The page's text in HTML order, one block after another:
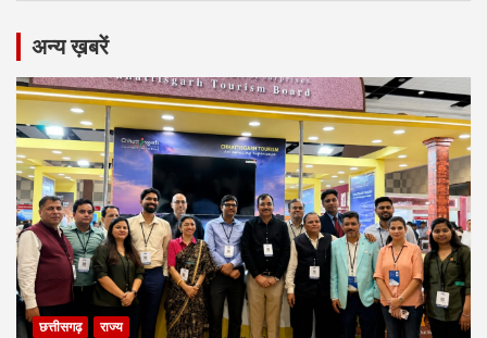
अन्य ख़बरें
छत्तीसगढ़ राज्य